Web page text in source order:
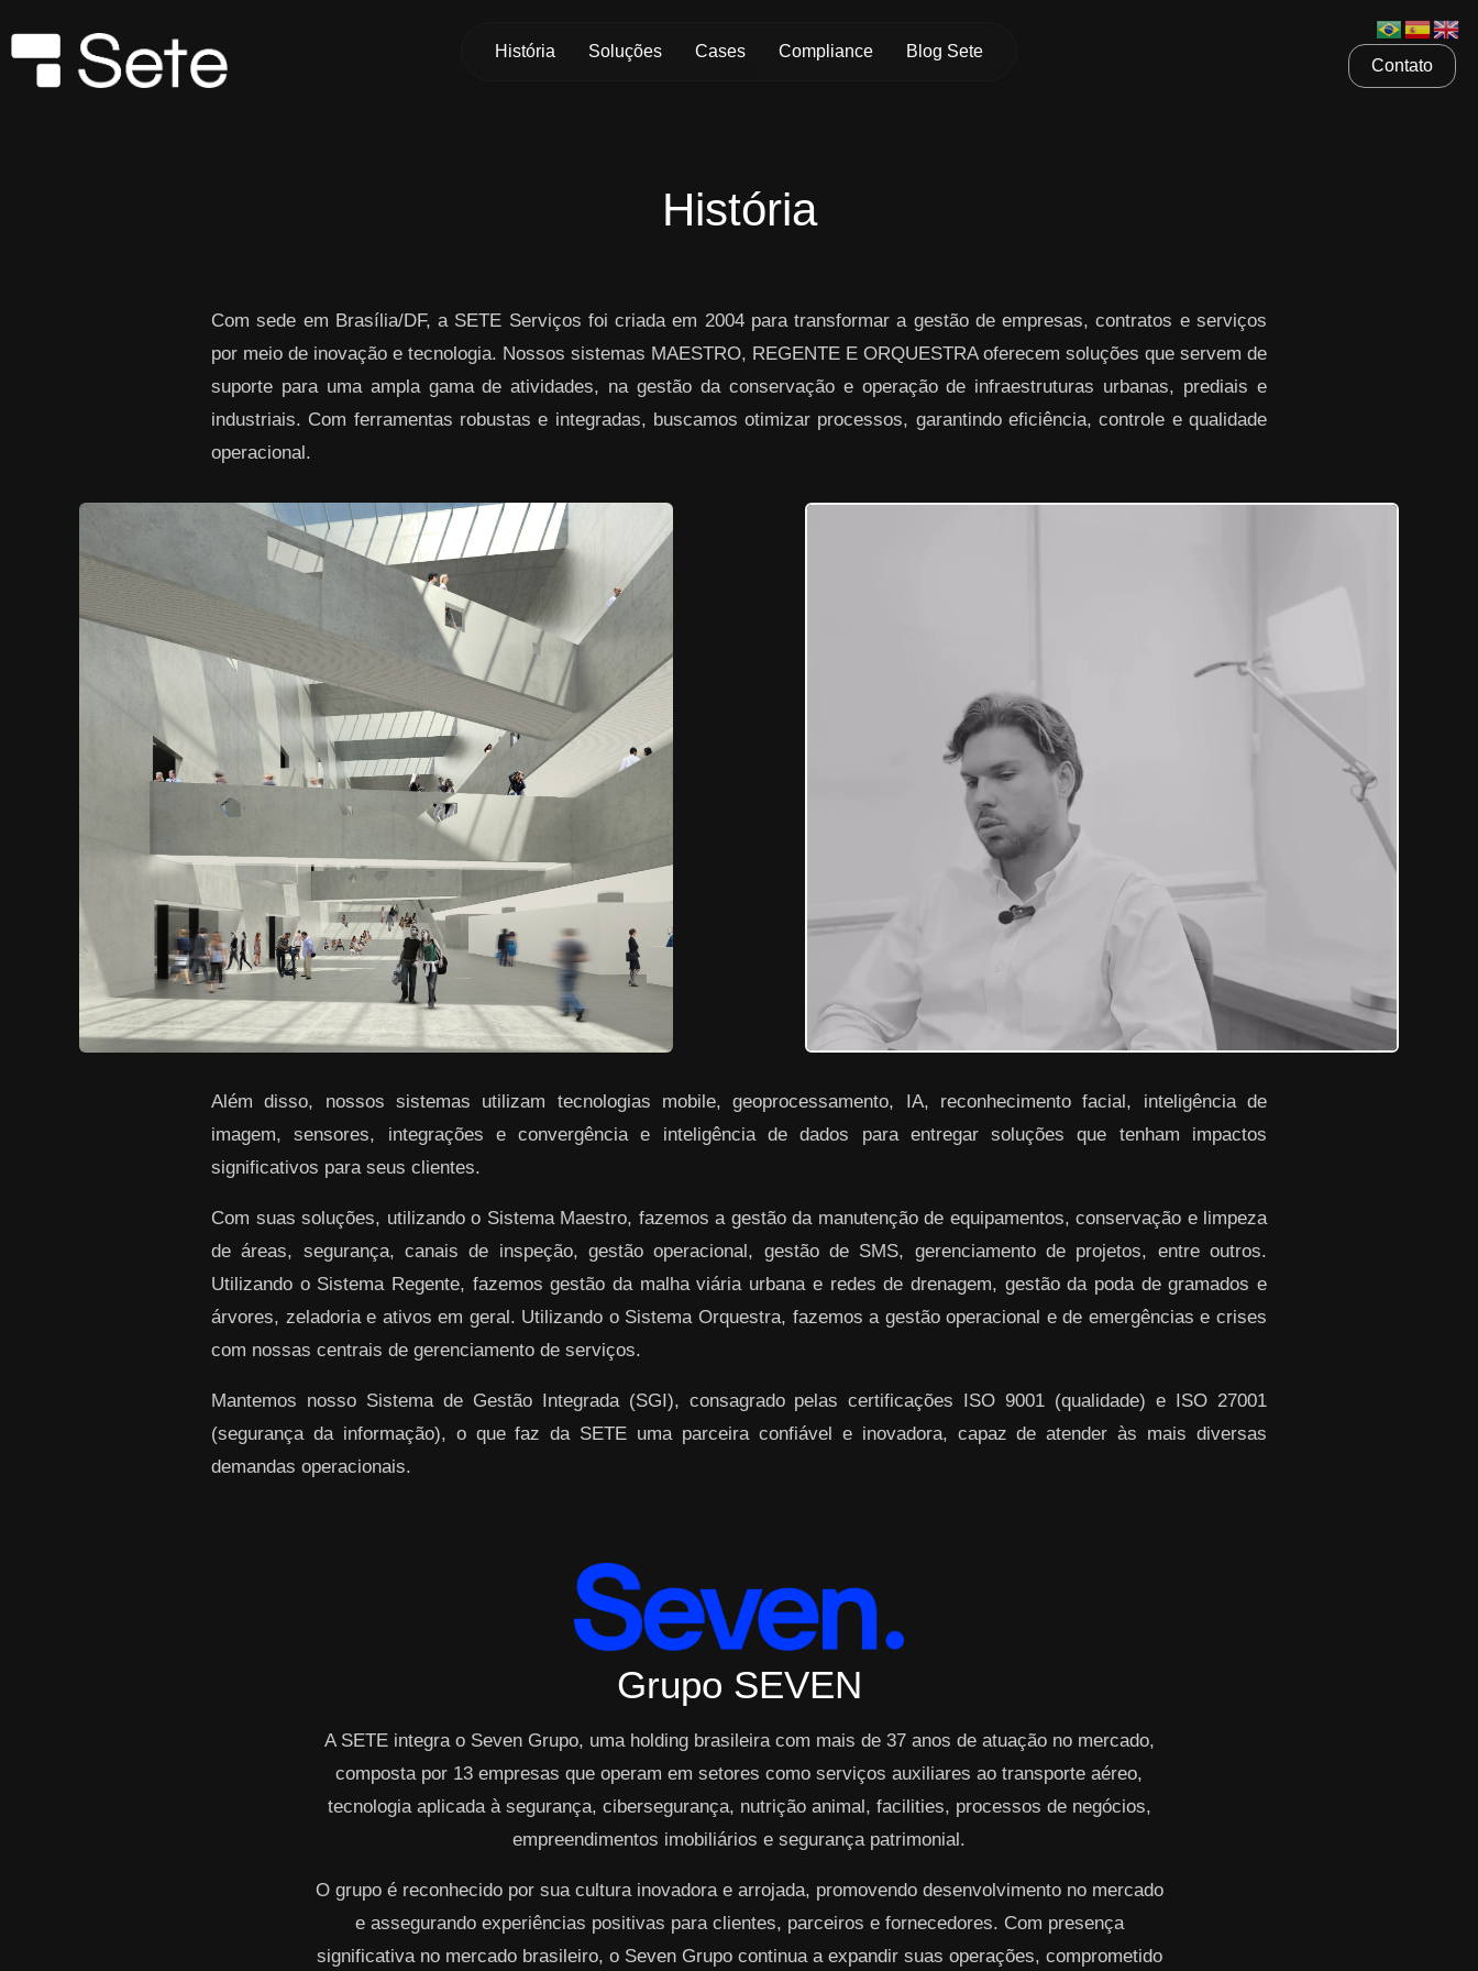
História Soluções Cases Compliance Blog Sete
Contato
História
Com sede em Brasília/DF, a SETE Serviços foi criada em 2004 para transformar a gestão de empresas, contratos e serviços
por meio de inovação e tecnologia. Nossos sistemas MAESTRO, REGENTE E ORQUESTRA oferecem soluções que servem de
suporte para uma ampla gama de atividades, na gestão da conservação e operação de infraestruturas urbanas, prediais e
industriais. Com ferramentas robustas e integradas, buscamos otimizar processos, garantindo eficiência, controle e qualidade
operacional.
Além disso, nossos sistemas utilizam tecnologias mobile, geoprocessamento, IA, reconhecimento facial, inteligência de
imagem, sensores, integrações e convergência e inteligência de dados para entregar soluções que tenham impactos
significativos para seus clientes.
Com suas soluções, utilizando o Sistema Maestro, fazemos a gestão da manutenção de equipamentos, conservação e limpeza
de áreas, segurança, canais de inspeção, gestão operacional, gestão de SMS, gerenciamento de projetos, entre outros.
Utilizando o Sistema Regente, fazemos gestão da malha viária urbana e redes de drenagem, gestão da poda de gramados e
árvores, zeladoria e ativos em geral. Utilizando o Sistema Orquestra, fazemos a gestão operacional e de emergências e crises
com nossas centrais de gerenciamento de serviços.
Mantemos nosso Sistema de Gestão Integrada (SGI), consagrado pelas certificações ISO 9001 (qualidade) e ISO 27001
(segurança da informação), o que faz da SETE uma parceira confiável e inovadora, capaz de atender às mais diversas
demandas operacionais.
Grupo SEVEN
A SETE integra o Seven Grupo, uma holding brasileira com mais de 37 anos de atuação no mercado,
composta por 13 empresas que operam em setores como serviços auxiliares ao transporte aéreo,
tecnologia aplicada à segurança, cibersegurança, nutrição animal, facilities, processos de negócios,
empreendimentos imobiliários e segurança patrimonial.
O grupo é reconhecido por sua cultura inovadora e arrojada, promovendo desenvolvimento no mercado
e assegurando experiências positivas para clientes, parceiros e fornecedores. Com presença
significativa no mercado brasileiro, o Seven Grupo continua a expandir suas operações, comprometido